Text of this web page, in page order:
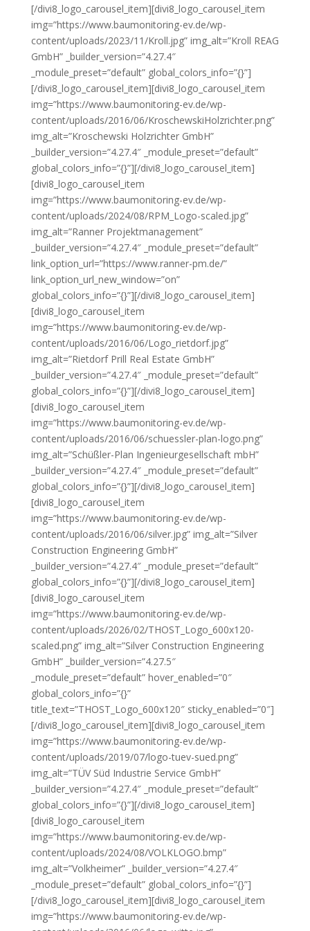
[/divi8_logo_carousel_item][divi8_logo_carousel_item
img=”https://www.baumonitoring-ev.de/wp-
content/uploads/2023/11/Kroll.jpg” img_alt=”Kroll REAG
GmbH” _builder_version=”4.27.4″
_module_preset=”default” global_colors_info=”{}”]
[/divi8_logo_carousel_item][divi8_logo_carousel_item
img=”https://www.baumonitoring-ev.de/wp-
content/uploads/2016/06/KroschewskiHolzrichter.png”
img_alt=”Kroschewski Holzrichter GmbH”
_builder_version=”4.27.4″ _module_preset=”default”
global_colors_info=”{}”][/divi8_logo_carousel_item]
[divi8_logo_carousel_item
img=”https://www.baumonitoring-ev.de/wp-
content/uploads/2024/08/RPM_Logo-scaled.jpg”
img_alt=”Ranner Projektmanagement”
_builder_version=”4.27.4″ _module_preset=”default”
link_option_url=”https://www.ranner-pm.de/”
link_option_url_new_window=”on”
global_colors_info=”{}”][/divi8_logo_carousel_item]
[divi8_logo_carousel_item
img=”https://www.baumonitoring-ev.de/wp-
content/uploads/2016/06/Logo_rietdorf.jpg”
img_alt=”Rietdorf Prill Real Estate GmbH”
_builder_version=”4.27.4″ _module_preset=”default”
global_colors_info=”{}”][/divi8_logo_carousel_item]
[divi8_logo_carousel_item
img=”https://www.baumonitoring-ev.de/wp-
content/uploads/2016/06/schuessler-plan-logo.png”
img_alt=”Schüßler-Plan Ingenieurgesellschaft mbH”
_builder_version=”4.27.4″ _module_preset=”default”
global_colors_info=”{}”][/divi8_logo_carousel_item]
[divi8_logo_carousel_item
img=”https://www.baumonitoring-ev.de/wp-
content/uploads/2016/06/silver.jpg” img_alt=”Silver
Construction Engineering GmbH”
_builder_version=”4.27.4″ _module_preset=”default”
global_colors_info=”{}”][/divi8_logo_carousel_item]
[divi8_logo_carousel_item
img=”https://www.baumonitoring-ev.de/wp-
content/uploads/2026/02/THOST_Logo_600x120-
scaled.png” img_alt=”Silver Construction Engineering
GmbH” _builder_version=”4.27.5″
_module_preset=”default” hover_enabled=”0″
global_colors_info=”{}”
title_text=”THOST_Logo_600x120″ sticky_enabled=”0″]
[/divi8_logo_carousel_item][divi8_logo_carousel_item
img=”https://www.baumonitoring-ev.de/wp-
content/uploads/2019/07/logo-tuev-sued.png”
img_alt=”TÜV Süd Industrie Service GmbH”
_builder_version=”4.27.4″ _module_preset=”default”
global_colors_info=”{}”][/divi8_logo_carousel_item]
[divi8_logo_carousel_item
img=”https://www.baumonitoring-ev.de/wp-
content/uploads/2024/08/VOLKLOGO.bmp”
img_alt=”Volkheimer” _builder_version=”4.27.4″
_module_preset=”default” global_colors_info=”{}”]
[/divi8_logo_carousel_item][divi8_logo_carousel_item
img=”https://www.baumonitoring-ev.de/wp-